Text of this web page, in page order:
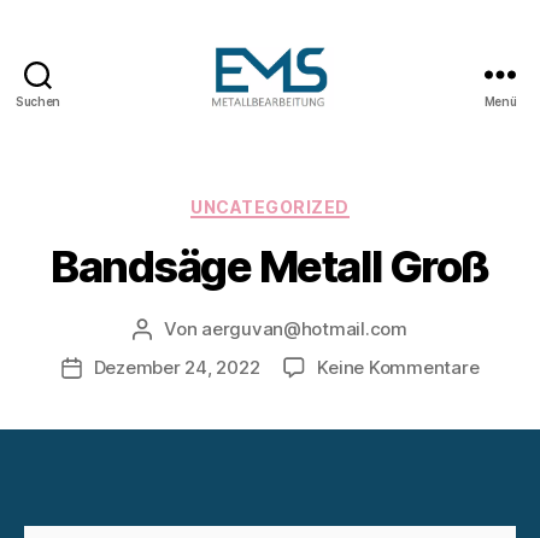
Suchen Menü
Kategorien
UNCATEGORIZED
Bandsäge Metall Groß
Beitragsautor
Von aerguvan@hotmail.com
Veröffentlichungsdatum
Dezember 24, 2022 Keine Kommentarezu